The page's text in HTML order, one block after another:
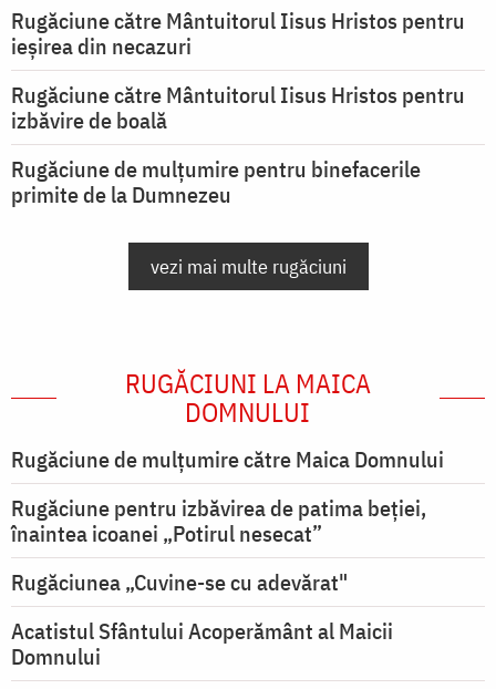
Rugăciune către Mântuitorul Iisus Hristos pentru
ieşirea din necazuri
Rugăciune către Mântuitorul Iisus Hristos pentru
izbăvire de boală
Rugăciune de mulțumire pentru binefacerile
primite de la Dumnezeu
vezi mai multe rugăciuni
RUGĂCIUNI LA MAICA
DOMNULUI
Rugăciune de mulţumire către Maica Domnului
Rugăciune pentru izbăvirea de patima beției,
înaintea icoanei „Potirul nesecat”
Rugăciunea „Cuvine-se cu adevărat"
Acatistul Sfântului Acoperământ al Maicii
Domnului